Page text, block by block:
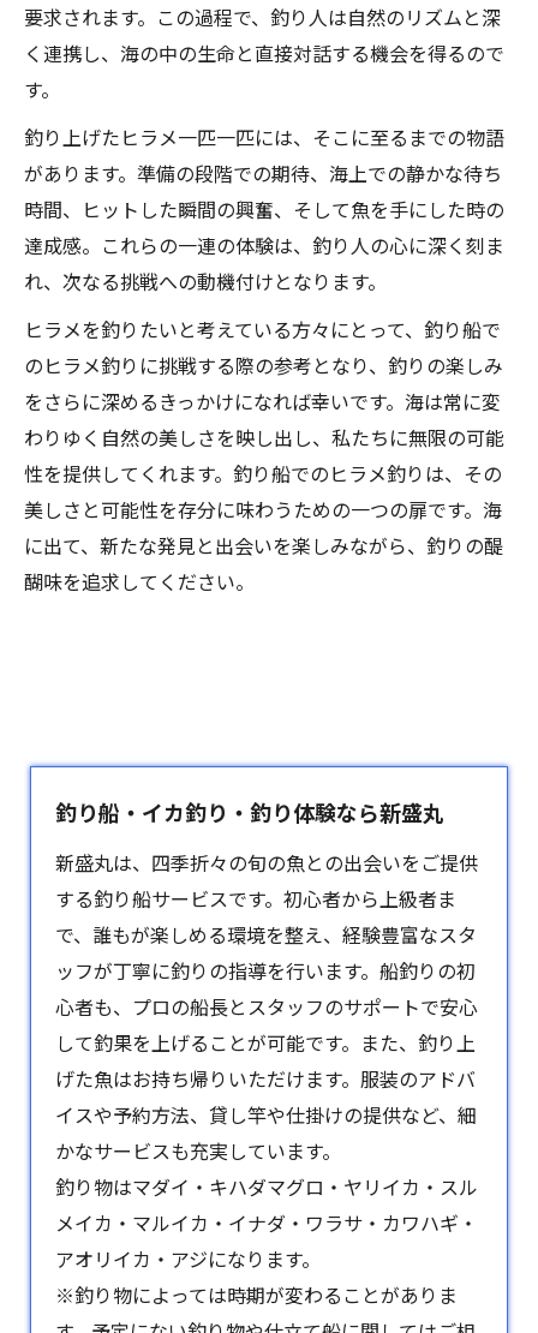
要求されます。この過程で、釣り人は自然のリズムと深
く連携し、海の中の生命と直接対話する機会を得るので
す。
釣り上げたヒラメ一匹一匹には、そこに至るまでの物語
があります。準備の段階での期待、海上での静かな待ち
時間、ヒットした瞬間の興奮、そして魚を手にした時の
達成感。これらの一連の体験は、釣り人の心に深く刻ま
れ、次なる挑戦への動機付けとなります。
ヒラメを釣りたいと考えている方々にとって、釣り船で
のヒラメ釣りに挑戦する際の参考となり、釣りの楽しみ
をさらに深めるきっかけになれば幸いです。海は常に変
わりゆく自然の美しさを映し出し、私たちに無限の可能
性を提供してくれます。釣り船でのヒラメ釣りは、その
美しさと可能性を存分に味わうための一つの扉です。海
に出て、新たな発見と出会いを楽しみながら、釣りの醍
醐味を追求してください。
釣り船・イカ釣り・釣り体験なら新盛丸
新盛丸は、四季折々の旬の魚との出会いをご提供
する釣り船サービスです。初心者から上級者ま
で、誰もが楽しめる環境を整え、経験豊富なスタ
ッフが丁寧に釣りの指導を行います。船釣りの初
心者も、プロの船長とスタッフのサポートで安心
して釣果を上げることが可能です。また、釣り上
げた魚はお持ち帰りいただけます。服装のアドバ
イスや予約方法、貸し竿や仕掛けの提供など、細
かなサービスも充実しています。
釣り物はマダイ・キハダマグロ・ヤリイカ・スル
メイカ・マルイカ・イナダ・ワラサ・カワハギ・
アオリイカ・アジになります。
※釣り物によっては時期が変わることがありま